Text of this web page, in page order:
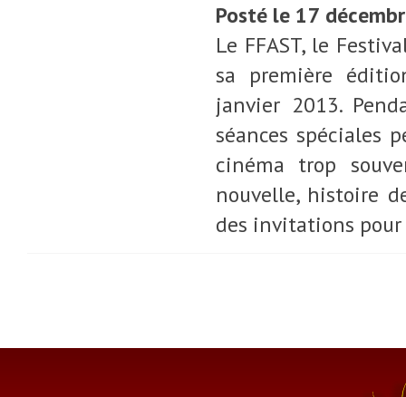
Posté le 17
Le FFAST, le
sa première
janvier 2013.
séances spéciales
cinéma trop
nouvelle, histoire
des invitations